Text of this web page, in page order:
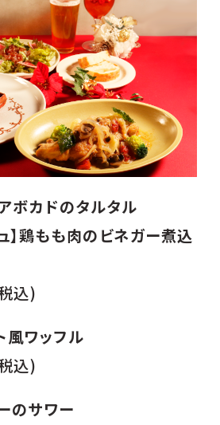
ボカドのタルタル
】鶏もも肉のビネガー煮込
込)
風ワッフル
込)
のサワー